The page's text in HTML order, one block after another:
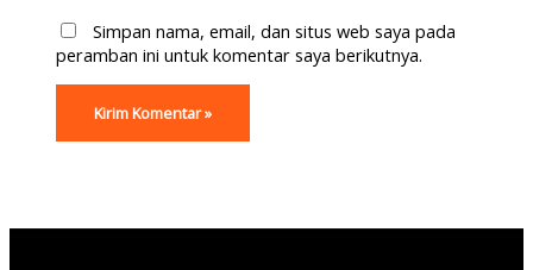
Simpan nama, email, dan situs web saya pada
peramban ini untuk komentar saya berikutnya.